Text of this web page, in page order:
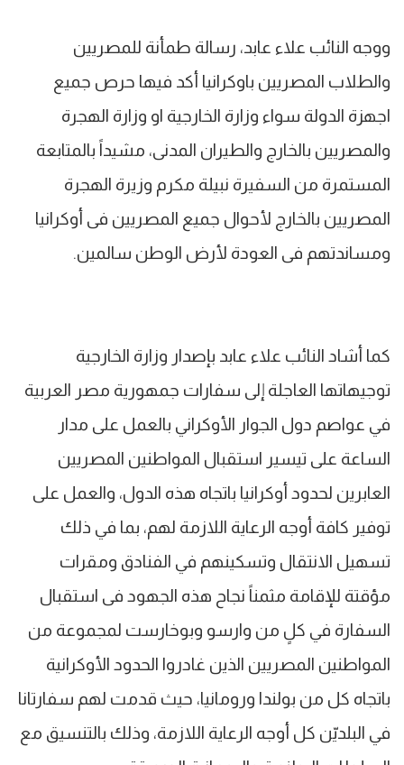
ووجه النائب علاء عابد، رسالة طمأنة للمصريين
والطلاب المصريين باوكرانيا أكد فيها حرص جميع
اجهزة الدولة سواء وزارة الخارجية او وزارة الهجرة
والمصريين بالخارج والطيران المدنى، مشيداً بالمتابعة
المستمرة من السفيرة نبيلة مكرم وزيرة الهجرة
المصريين بالخارج لأحوال جميع المصريين فى أوكرانيا
ومساندتهم فى العودة لأرض الوطن سالمين.
كما أشاد النائب علاء عابد بإصدار وزارة الخارجية
توجيهاتها العاجلة إلى سفارات جمهورية مصر العربية
في عواصم دول الجوار الأوكراني بالعمل على مدار
الساعة على تيسير استقبال المواطنين المصريين
العابرين لحدود أوكرانيا باتجاه هذه الدول، والعمل على
توفير كافة أوجه الرعاية اللازمة لهم، بما في ذلك
تسهيل الانتقال وتسكينهم في الفنادق ومقرات
مؤقتة للإقامة مثمناً نجاح هذه الجهود فى استقبال
السفارة في كلٍ من وارسو وبوخارست لمجموعة من
المواطنين المصريين الذين غادروا الحدود الأوكرانية
باتجاه كل من بولندا ورومانيا، حيث قدمت لهم سفارتانا
في البلديّن كل أوجه الرعاية اللازمة، وذلك بالتنسيق مع